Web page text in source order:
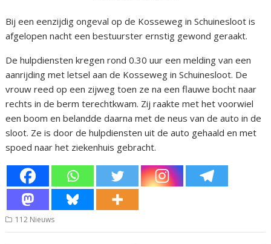
Bij een eenzijdig ongeval op de Kosseweg in Schuinesloot is
afgelopen nacht een bestuurster ernstig gewond geraakt.
De hulpdiensten kregen rond 0.30 uur een melding van een
aanrijding met letsel aan de Kosseweg in Schuinesloot. De
vrouw reed op een zijweg toen ze na een flauwe bocht naar
rechts in de berm terechtkwam. Zij raakte met het voorwiel
een boom en belandde daarna met de neus van de auto in de
sloot. Ze is door de hulpdiensten uit de auto gehaald en met
spoed naar het ziekenhuis gebracht.
112 Nieuws